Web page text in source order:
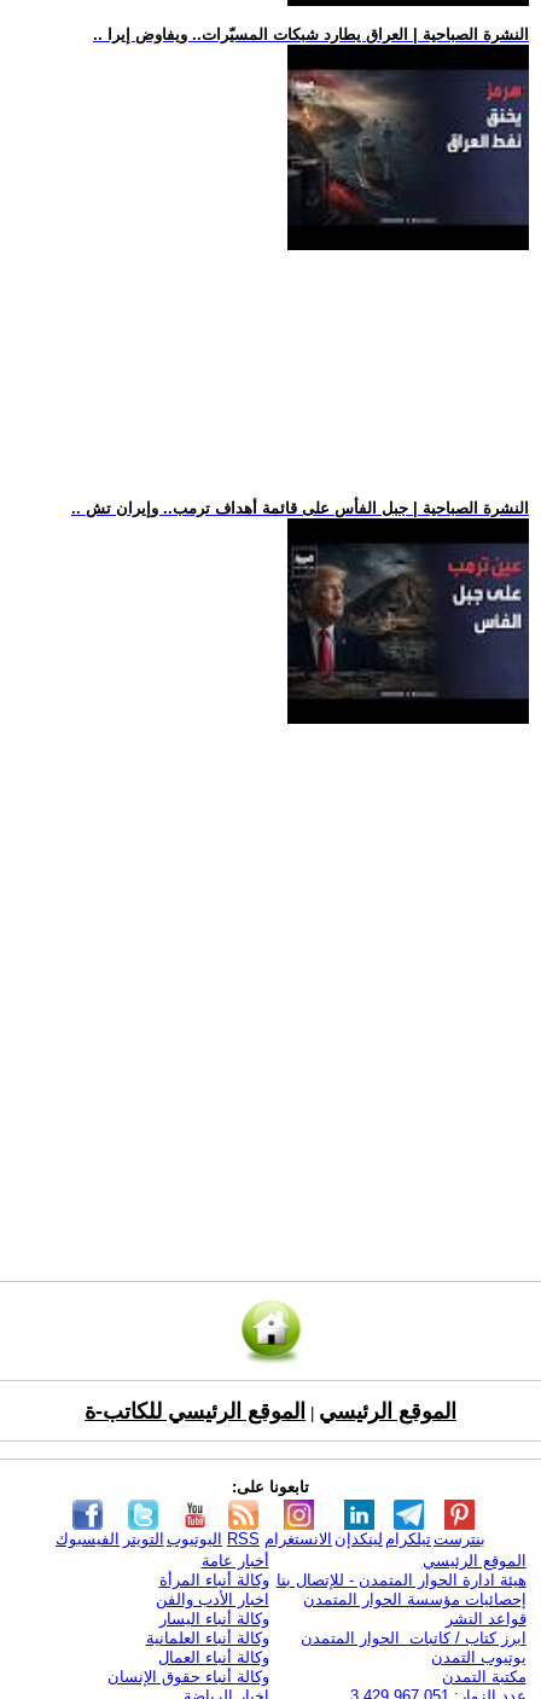
.. النشرة الصباحية | العراق يطارد شبكات المسيّرات.. ويفاوض إيرا
.. النشرة الصباحية | جبل الفأس على قائمة أهداف ترمب.. وإيران تش
الموقع الرئيسي الموقع الرئيسي للكاتب-ة
تابعونا على:
الفيسبوك التويتر اليوتيوب RSS الانستغرام لينكدإن تيلكرامبنترست
الموقع الرئيسي
هيئة ادارة الحوار المتمدن - للإتصال بنا
إحصائيات مؤسسة الحوار المتمدن
قواعد النشر
ابرز كتاب / كاتبات الحوار المتمدن
يوتيوب التمدن
مكتبة التمدن
أخبار عامة
وكالة أنباء المرأة
اخبار الأدب والفن
وكالة أنباء اليسار
وكالة أنباء العلمانية
وكالة أنباء العمال
وكالة أنباء حقوق الإنسان